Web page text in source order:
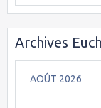
Archives
AOÛT 2026